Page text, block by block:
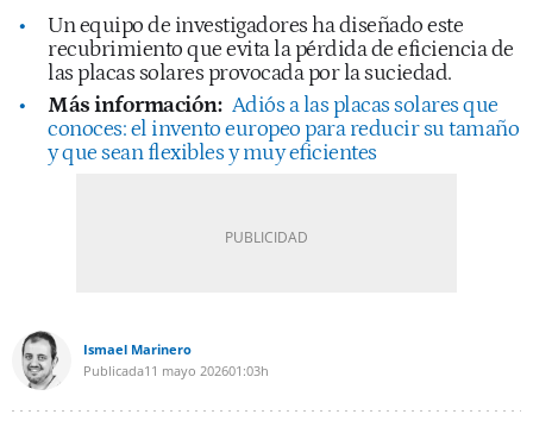
Un equipo de investigadores ha diseñado este
recubrimiento que evita la pérdida de eficiencia de
las placas solares provocada por la suciedad.
Más información: Adiós a las placas solares que
conoces: el invento europeo para reducir su tamaño
y que sean flexibles y muy eficientes
Ismael Marinero
Publicada11 mayo 202601:03h